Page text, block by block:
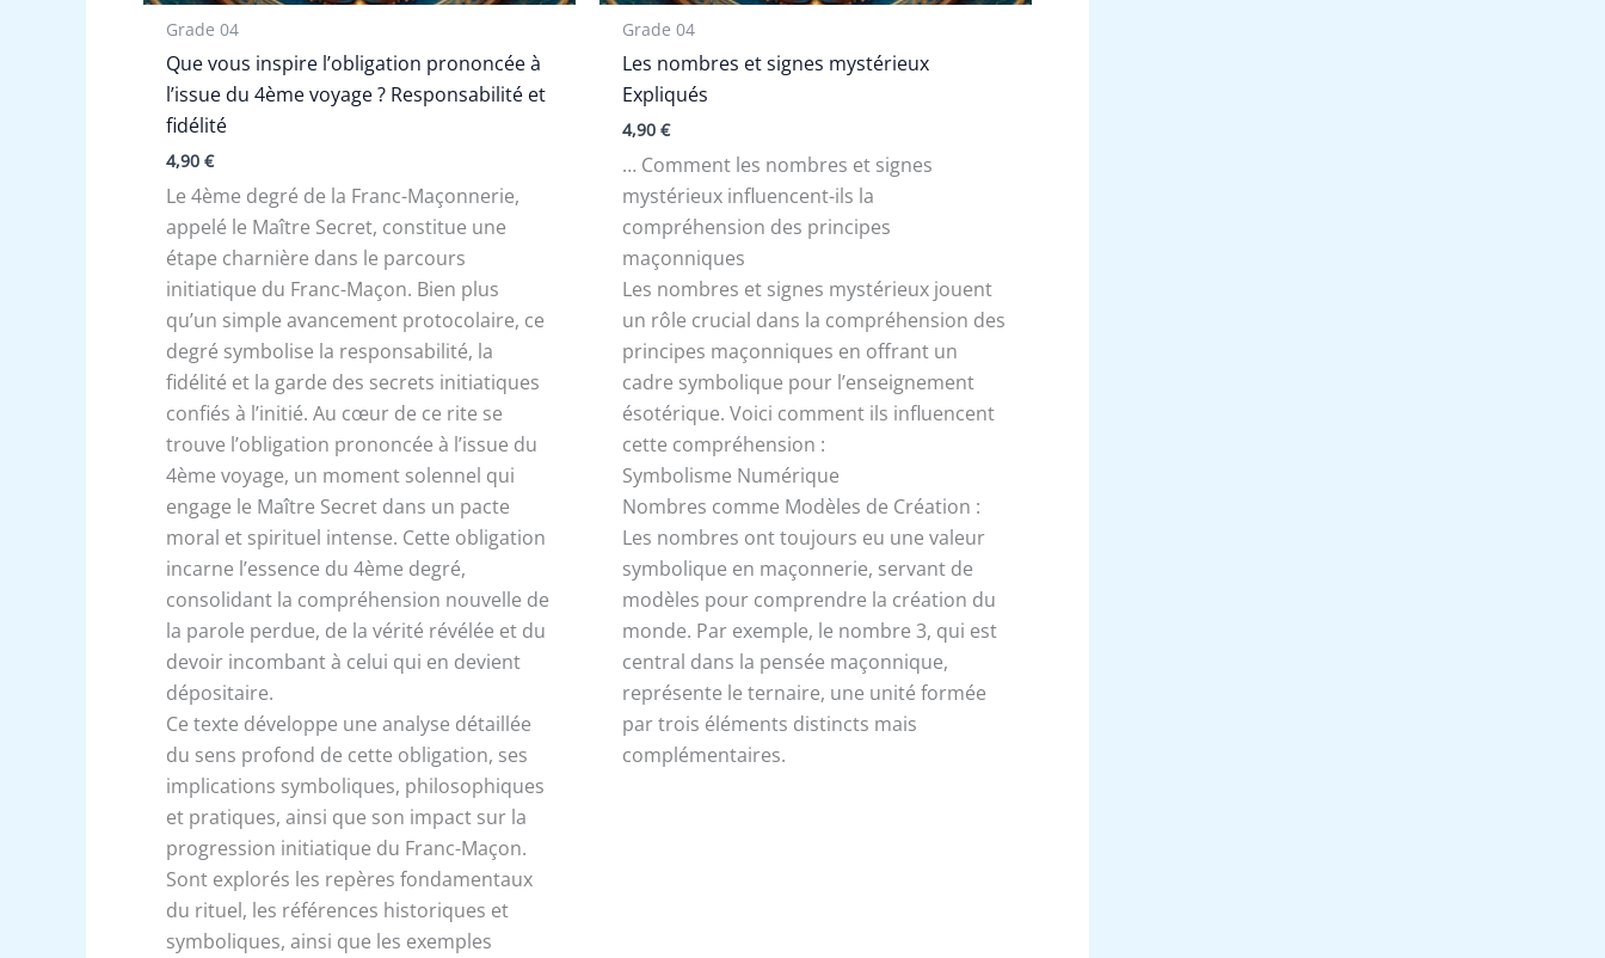
Grade 04
Que vous inspire l’obligation prononcée à
l’issue du 4ème voyage ? Responsabilité et
fidélité
4,90€
Le 4ème degré de la Franc-Maçonnerie,
appelé le Maître Secret, constitue une
étape charnière dans le parcours
initiatique du Franc-Maçon. Bien plus
qu’un simple avancement protocolaire, ce
degré symbolise la responsabilité, la
fidélité et la garde des secrets initiatiques
confiés à l’initié. Au cœur de ce rite se
trouve l’obligation prononcée à l’issue du
4ème voyage, un moment solennel qui
engage le Maître Secret dans un pacte
moral et spirituel intense. Cette obligation
incarne l’essence du 4ème degré,
consolidant la compréhension nouvelle de
la parole perdue, de la vérité révélée et du
devoir incombant à celui qui en devient
dépositaire.
Ce texte développe une analyse détaillée
du sens profond de cette obligation, ses
implications symboliques, philosophiques
et pratiques, ainsi que son impact sur la
progression initiatique du Franc-Maçon.
Sont explorés les repères fondamentaux
du rituel, les références historiques et
symboliques, ainsi que les exemples
Grade 04
Les nombres et signes mystérieux
Expliqués
4,90€
… Comment les nombres et signes
mystérieux influencent-ils la
compréhension des principes
maçonniques
Les nombres et signes mystérieux jouent
un rôle crucial dans la compréhension des
principes maçonniques en offrant un
cadre symbolique pour l’enseignement
ésotérique. Voici comment ils influencent
cette compréhension :
Symbolisme Numérique
Nombres comme Modèles de Création :
Les nombres ont toujours eu une valeur
symbolique en maçonnerie, servant de
modèles pour comprendre la création du
monde. Par exemple, le nombre 3, qui est
central dans la pensée maçonnique,
représente le ternaire, une unité formée
par trois éléments distincts mais
complémentaires.